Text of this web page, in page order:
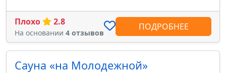
Плохо 2.8
На основании 4 отзывов
ПОДРОБНЕЕ
Сауна «на Молодежной»